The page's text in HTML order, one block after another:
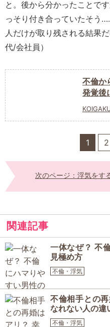
と。後から分かったことで
っそり付き合っていたそう
人だけが取り残される結果
代/会社員）
不倫か
発覚後
1 2
次のページ：浮気をす
関連記事
一体なぜ？ 不
見極め方
不倫・浮気
不倫相手との
なれない人の違
不倫・浮気